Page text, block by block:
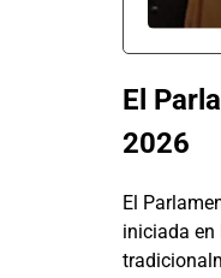
El
2026
El
iniciada en